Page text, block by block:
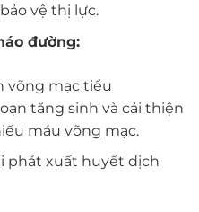
vệ thị lực.
đường:
võng mạc tiểu
tăng sinh và cải thiện
máu võng mạc.
phát xuất huyết dịch